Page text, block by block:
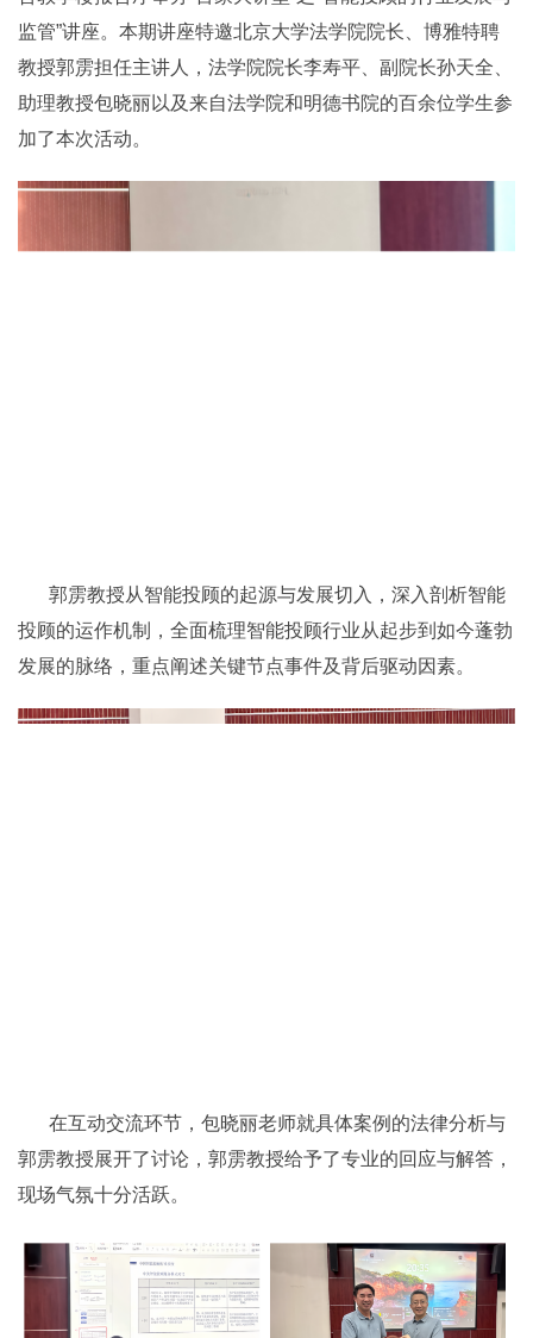
监管”讲座。本期讲座特邀北京大学法学院院长、博雅特聘
教授郭雳担任主讲人，法学院院长李寿平、副院长孙天全、
助理教授包晓丽以及来自法学院和明德书院的百余位学生参
加了本次活动。
郭雳教授从智能投顾的起源与发展切入，深入剖析智能
投顾的运作机制，全面梳理智能投顾行业从起步到如今蓬勃
发展的脉络，重点阐述关键节点事件及背后驱动因素。
在互动交流环节，包晓丽老师就具体案例的法律分析与
郭雳教授展开了讨论，郭雳教授给予了专业的回应与解答，
现场气氛十分活跃。